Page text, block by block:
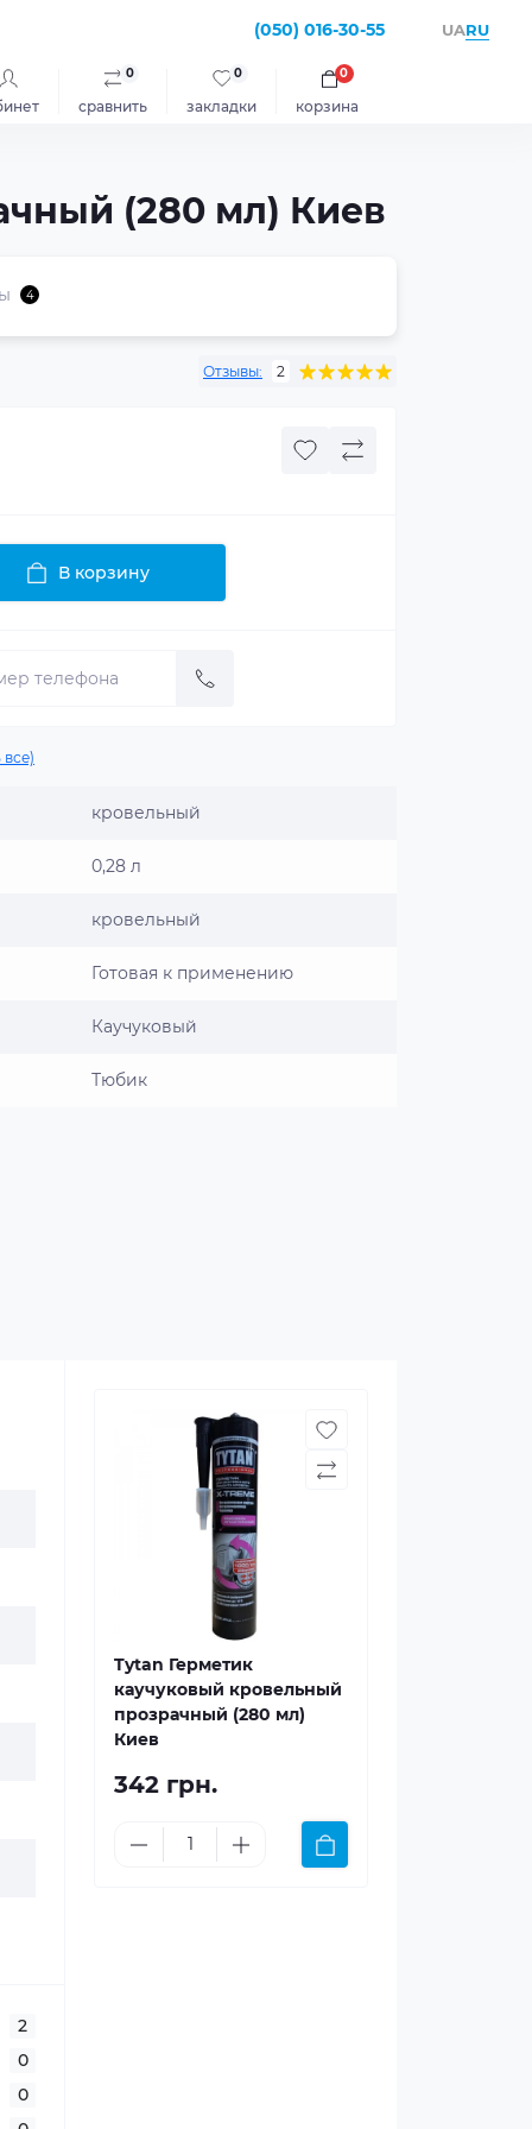
(050) 016-30-55 UARU
сравнить
0
закладки
0
корзина
0
(280 мл) Киев
4
Отзывы: 2
В корзину
кровельный
0,28 л
кровельный
Готовая к применению
Каучуковый
Тюбик
2
0
0
Tytan Герметик
каучуковый кровельный
прозрачный (280 мл)
Киев
342 грн.